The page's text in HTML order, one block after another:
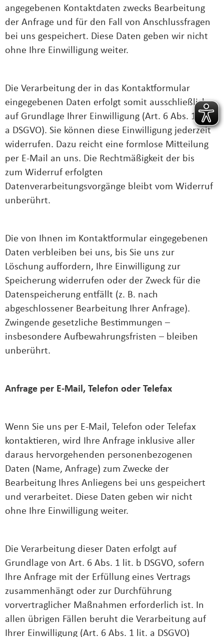
angegebenen Kontaktdaten zwecks Bearbeitung
der Anfrage und für den Fall von Anschlussfragen
bei uns gespeichert. Diese Daten geben wir nicht
ohne Ihre Einwilligung weiter.
Die Verarbeitung der in das Kontaktformular
eingegebenen Daten erfolgt somit ausschließlich
auf Grundlage Ihrer Einwilligung (Art. 6 Abs. 1 lit.
a DSGVO). Sie können diese Einwilligung jederzeit
widerrufen. Dazu reicht eine formlose Mitteilung
per E-Mail an uns. Die Rechtmäßigkeit der bis
zum Widerruf erfolgten
Datenverarbeitungsvorgänge bleibt vom Widerruf
unberührt.
Die von Ihnen im Kontaktformular eingegebenen
Daten verbleiben bei uns, bis Sie uns zur
Löschung auffordern, Ihre Einwilligung zur
Speicherung widerrufen oder der Zweck für die
Datenspeicherung entfällt (z. B. nach
abgeschlossener Bearbeitung Ihrer Anfrage).
Zwingende gesetzliche Bestimmungen –
insbesondere Aufbewahrungsfristen – bleiben
unberührt.
Anfrage per E-Mail, Telefon oder Telefax
Wenn Sie uns per E-Mail, Telefon oder Telefax
kontaktieren, wird Ihre Anfrage inklusive aller
daraus hervorgehenden personenbezogenen
Daten (Name, Anfrage) zum Zwecke der
Bearbeitung Ihres Anliegens bei uns gespeichert
und verarbeitet. Diese Daten geben wir nicht
ohne Ihre Einwilligung weiter.
Die Verarbeitung dieser Daten erfolgt auf
Grundlage von Art. 6 Abs. 1 lit. b DSGVO, sofern
Ihre Anfrage mit der Erfüllung eines Vertrags
zusammenhängt oder zur Durchführung
vorvertraglicher Maßnahmen erforderlich ist. In
allen übrigen Fällen beruht die Verarbeitung auf
Ihrer Einwilligung (Art. 6 Abs. 1 lit. a DSGVO)